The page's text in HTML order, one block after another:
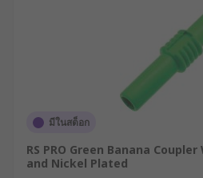
มีในสต็อก
RS PRO Green Banana
and Nickel Plated